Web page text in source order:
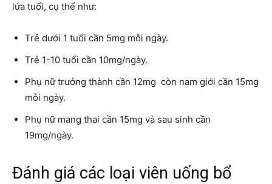
lứa tuổi, cụ thể như:
Trẻ dưới 1 tuổi cần 5mg mỗi ngày.
Trẻ 1-10 tuổi cần 10mg/ngày.
Phụ nữ trưởng thành cần 12mg còn nam giới cần 15mg
mỗi ngày.
Phụ nữ mang thai cần 15mg và sau sinh cần
19mg/ngày.
Đánh giá các loại viên uống bổ